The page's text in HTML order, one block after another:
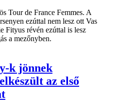
Tour de France Femmes. A
ezúttal nem lesz ott Vas
Fityus révén ezúttal is lesz
a mezőnyben.
k jönnek
az első